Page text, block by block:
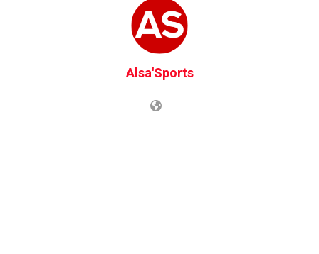
Alsa'Sports